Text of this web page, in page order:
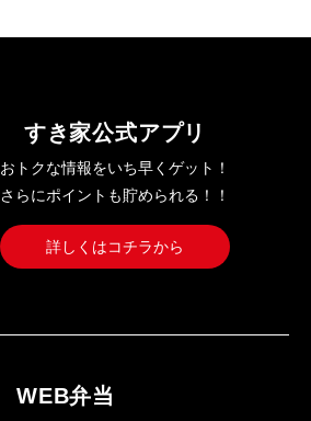
すき家公式アプリ
おトクな情報をいち早くゲット！
さらにポイントも貯められる！！
詳しくはコチラから
WEB弁当